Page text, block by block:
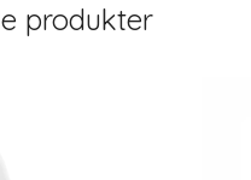
produkter